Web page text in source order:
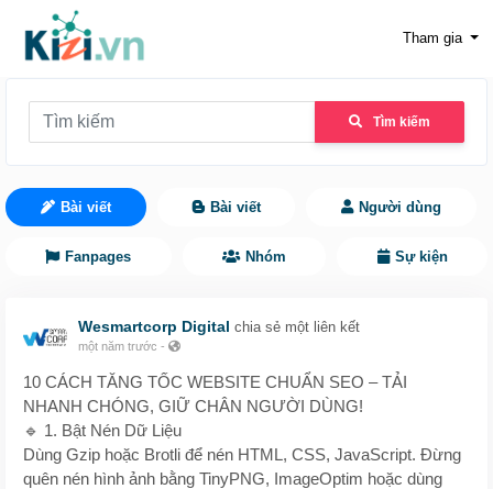
Tham gia
Tìm kiếm
Bài viết Bài viết Người dùng
Fanpages Nhóm Sự kiện
Wesmartcorp Digital chia sẻ một liên kết
một năm trước -
10 CÁCH TĂNG TỐC WEBSITE CHUẨN SEO – TẢI
NHANH CHÓNG, GIỮ CHÂN NGƯỜI DÙNG!
🔹 1. Bật Nén Dữ Liệu
Dùng Gzip hoặc Brotli để nén HTML, CSS, JavaScript. Đừng
quên nén hình ảnh bằng TinyPNG, ImageOptim hoặc dùng